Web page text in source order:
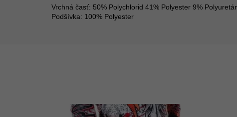
Vrchná časť: 50% Polychlorid 41% Polyester 9%
Podšívka: 100% Polyester